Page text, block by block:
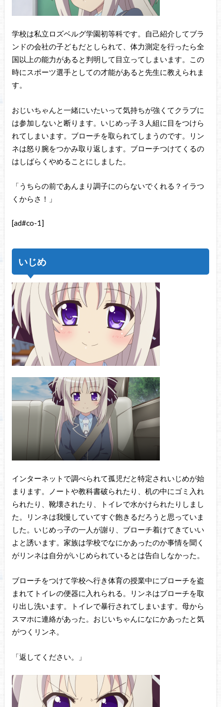
学校は私立ロズベルグ学園初等科です。自己紹介してブラ
ンドの会社の子どもだとしられて、体力測定を行ったら全
国以上の能力があると判明して目立ってしまいます。この
時にスポーツ選手としての才能があると先生に教えられま
す。
おじいちゃんと一緒にいたいって気持ちが強くてクラブに
は参加しないと断ります。いじめっ子３人組に目をつけら
れてしまいます。ブローチを取られてしまうのです。リン
ネは怒り腕をつかみ取り返します。ブローチつけてくるの
はしばらくやめることにしました。
「うちらの前であんまり調子にのらないでくれる？イラつ
くからさ！」
[ad#co-1]
いじめ
インターネットで調べられて孤児だと特定されいじめが始
まります。ノートや教科書破られたり、机の中にゴミ入れ
られたり、靴壊されたり、トイレで水かけられたりしまし
た。リンネは我慢していてすぐ飽きるだろうと思っていま
した。いじめっ子の一人が謝り、ブローチ着けてきていい
よと誘います。家族は学校でなにかあったのか事情を聞く
がリンネは自分がいじめられているとは告白しなかった。
ブローチをつけて学校へ行き体育の授業中にブローチを盗
まれてトイレの便器に入れられる。リンネはブローチを取
り出し洗います。トイレで暴行されてしまいます。母から
スマホに連絡があった。おじいちゃんになにかあったと気
がつくリンネ。
「返してください。」